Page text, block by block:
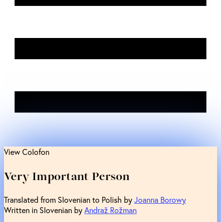
View Colofon
Very Important Person
Translated from Slovenian to Polish byJoanna Borowy
Written in Slovenian byAndraž Rožman